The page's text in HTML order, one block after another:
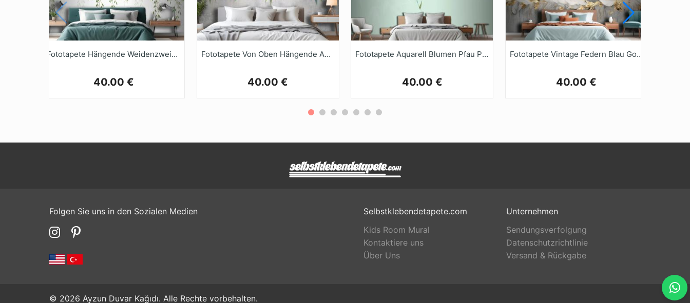
Fototapete Hängende Weidenzweige Mit Vögeln Auf Weißem Hintergrund
40.00 €
Fototapete Von Oben Hängende Aquarellblätter
40.00 €
Fototapete Aquarell Blumen Pfau Phönix Rose Pfingstrose Tiere
40.00 €
Fototapete Vintage Federn Blau Gold Pinselstriche
40.00 €
Folgen Sie uns in den Sozialen Medien
Selbstklebendetapete.com
Kids Room Mural
Kontaktiere uns
Über Uns
Unternehmen
Sendungsverfolgung
Datenschutzrichtlinie
Versand & Rückgabe
© 2026 Ayzun Duvar Kağıdı. Alle Rechte vorbehalten.